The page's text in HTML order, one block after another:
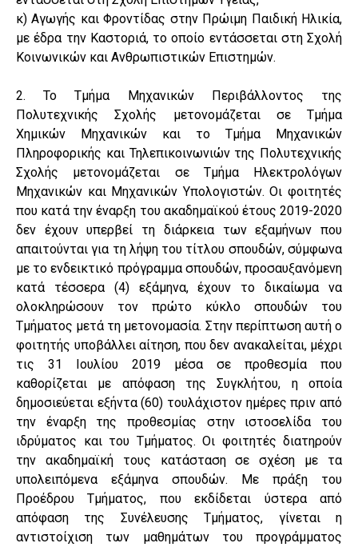
κ) Αγωγής και Φροντίδας στην Πρώιμη Παιδική Ηλικία,
με έδρα την Καστοριά, το οποίο εντάσσεται στη Σχολή
Κοινωνικών και Ανθρωπιστικών Επιστημών.
2. Το Τμήμα Μηχανικών Περιβάλλοντος της
Πολυτεχνικής Σχολής μετονομάζεται σε Τμήμα
Χημικών Μηχανικών και το Τμήμα Μηχανικών
Πληροφορικής και Τηλεπικοινωνιών της Πολυτεχνικής
Σχολής μετονομάζεται σε Τμήμα Ηλεκτρολόγων
Μηχανικών και Μηχανικών Υπολογιστών. Οι φοιτητές
που κατά την έναρξη του ακαδημαϊκού έτους 2019-2020
δεν έχουν υπερβεί τη διάρκεια των εξαμήνων που
απαιτούνται για τη λήψη του τίτλου σπουδών, σύμφωνα
με το ενδεικτικό πρόγραμμα σπουδών, προσαυξανόμενη
κατά τέσσερα (4) εξάμηνα, έχουν το δικαίωμα να
ολοκληρώσουν τον πρώτο κύκλο σπουδών του
Τμήματος μετά τη μετονομασία. Στην περίπτωση αυτή ο
φοιτητής υποβάλλει αίτηση, που δεν ανακαλείται, μέχρι
τις 31 Ιουλίου 2019 μέσα σε προθεσμία που
καθορίζεται με απόφαση της Συγκλήτου, η οποία
δημοσιεύεται εξήντα (60) τουλάχιστον ημέρες πριν από
την έναρξη της προθεσμίας στην ιστοσελίδα του
ιδρύματος και του Τμήματος. Οι φοιτητές διατηρούν
την ακαδημαϊκή τους κατάσταση σε σχέση με τα
υπολειπόμενα εξάμηνα σπουδών. Με πράξη του
Προέδρου Τμήματος, που εκδίδεται ύστερα από
απόφαση της Συνέλευσης Τμήματος, γίνεται η
αντιστοίχιση των μαθημάτων του προγράμματος